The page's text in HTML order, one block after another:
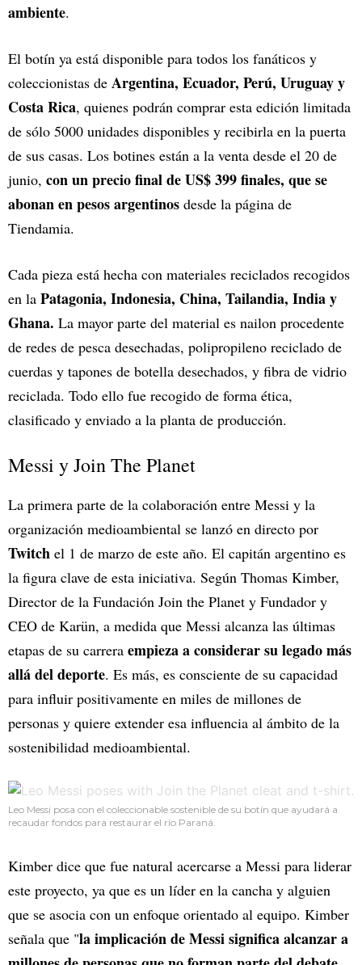
ambiente.
El botín ya está disponible para todos los fanáticos y
coleccionistas de Argentina, Ecuador, Perú, Uruguay y
Costa Rica, quienes podrán comprar esta edición limitada
de sólo 5000 unidades disponibles y recibirla en la puerta
de sus casas. Los botines están a la venta desde el 20 de
junio, con un precio final de US$ 399 finales, que se
abonan en pesos argentinos desde la página de
Tiendamia.
Cada pieza está hecha con materiales reciclados recogidos
en la Patagonia, Indonesia, China, Tailandia, India y
Ghana. La mayor parte del material es nailon procedente
de redes de pesca desechadas, polipropileno reciclado de
cuerdas y tapones de botella desechados, y fibra de vidrio
reciclada. Todo ello fue recogido de forma ética,
clasificado y enviado a la planta de producción.
Messi y Join The Planet
La primera parte de la colaboración entre Messi y la
organización medioambiental se lanzó en directo por
Twitch el 1 de marzo de este año. El capitán argentino es
la figura clave de esta iniciativa. Según Thomas Kimber,
Director de la Fundación Join the Planet y Fundador y
CEO de Karün, a medida que Messi alcanza las últimas
etapas de su carrera empieza a considerar su legado más
allá del deporte. Es más, es consciente de su capacidad
para influir positivamente en miles de millones de
personas y quiere extender esa influencia al ámbito de la
sostenibilidad medioambiental.
Leo Messi posa con el coleccionable sostenible de su botín que ayudará a
recaudar fondos para restaurar el río Paraná.
Kimber dice que fue natural acercarse a Messi para liderar
este proyecto, ya que es un líder en la cancha y alguien
que se asocia con un enfoque orientado al equipo. Kimber
señala que "la implicación de Messi significa alcanzar a